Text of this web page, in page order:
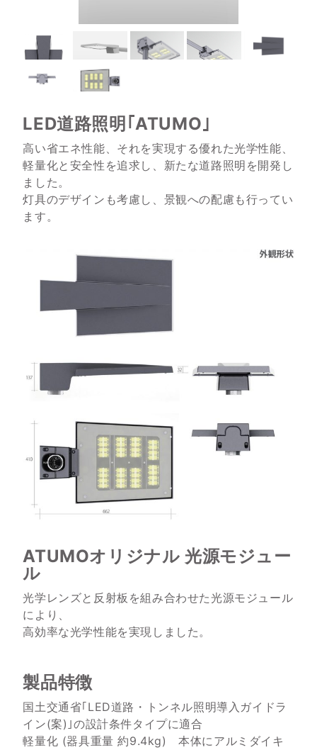
LED道路照明｢ATUMO｣
高い省エネ性能、それを実現する優れた光学性能、
軽量化と安全性を追求し、新たな道路照明を開発し
ました。
灯具のデザインも考慮し、景観への配慮も行ってい
ます。
ATUMOオリジナル 光源モジュー
ル
光学レンズと反射板を組み合わせた光源モジュール
により、
高効率な光学性能を実現しました。
製品特徴
国土交通省｢LED道路・トンネル照明導入ガイドラ
イン(案)｣の設計条件タイプに適合
軽量化 (器具重量 約9.4kg) 本体にアルミダイキ